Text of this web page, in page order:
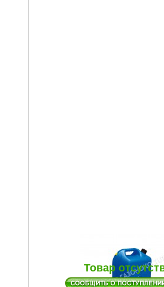
Товар